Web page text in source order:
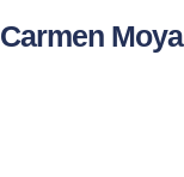
Carmen Moya